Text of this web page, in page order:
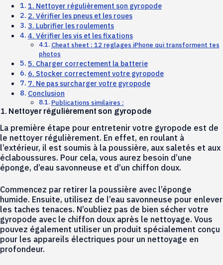
1. Nettoyer régulièrement son gyropode
2. Vérifier les pneus et les roues
3. Lubrifier les roulements
4. Vérifier les vis et les fixations
Cheat sheet : 12 reglages iPhone qui transforment tes
photos
5. Charger correctement la batterie
6. Stocker correctement votre gyropode
7. Ne pas surcharger votre gyropode
Conclusion
Publications similaires :
1. Nettoyer régulièrement son gyropode
La première étape pour entretenir votre gyropode est de
le nettoyer régulièrement. En effet, en roulant à
l’extérieur, il est soumis à la poussière, aux saletés et aux
éclaboussures. Pour cela, vous aurez besoin d’une
éponge, d’eau savonneuse et d’un chiffon doux.
Commencez par retirer la poussière avec l’éponge
humide. Ensuite, utilisez de l’eau savonneuse pour enlever
les taches tenaces. N’oubliez pas de bien sécher votre
gyropode avec le chiffon doux après le nettoyage. Vous
pouvez également utiliser un produit spécialement conçu
pour les appareils électriques pour un nettoyage en
profondeur.